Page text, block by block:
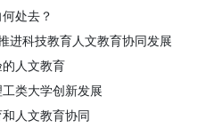
处去？
进科技教育人文教育协同发展
人文教育
类大学创新发展
人文教育协同